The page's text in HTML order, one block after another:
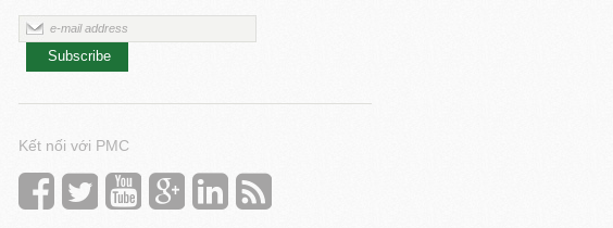
Subscribe
Kết nối với PMC